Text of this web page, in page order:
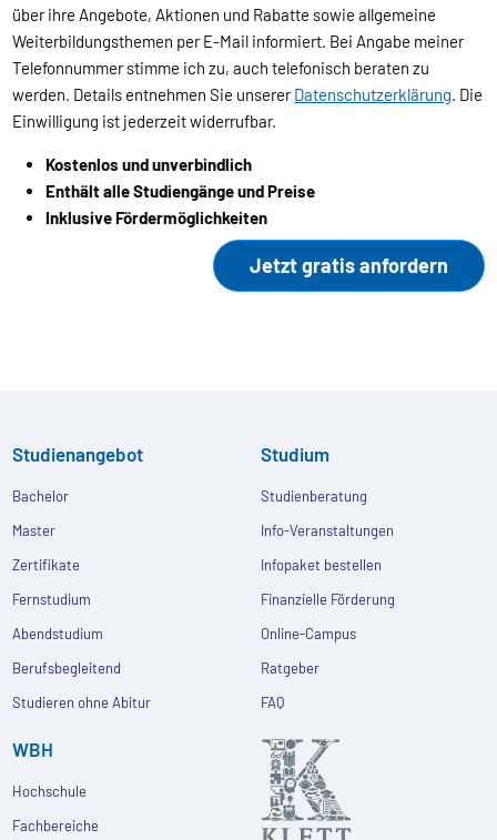
über ihre Angebote, Aktionen und Rabatte sowie allgemeine
Weiterbildungsthemen per E-Mail informiert. Bei Angabe meiner
Telefonnummer stimme ich zu, auch telefonisch beraten zu
werden. Details entnehmen Sie unsererDatenschutzerklärung. Die
Einwilligung ist jederzeit widerrufbar.
Kostenlos und unverbindlich
Enthält alle Studiengänge und Preise
Inklusive Fördermöglichkeiten
Studienangebot
Bachelor
Master
Zertifikate
Fernstudium
Abendstudium
Berufsbegleitend
Studieren ohne Abitur
Studium
Studienberatung
Info-Veranstaltungen
Infopaket bestellen
Finanzielle Förderung
Online-Campus
Ratgeber
FAQ
WBH
Hochschule
Fachbereiche